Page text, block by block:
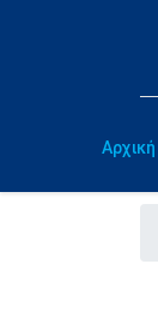
Αρχική